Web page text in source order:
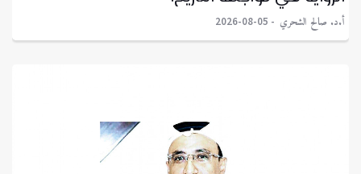
أ.د. صالح الشحري 2026-08-05